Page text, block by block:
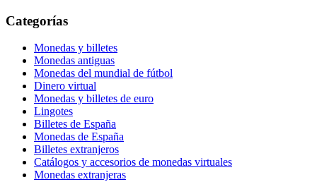
Categorías
Monedas y billetes
Monedas antiguas
Monedas del mundial de fútbol
Dinero virtual
Monedas y billetes de euro
Lingotes
Billetes de España
Monedas de España
Billetes extranjeros
Catálogos y accesorios de monedas virtuales
Monedas extranjeras